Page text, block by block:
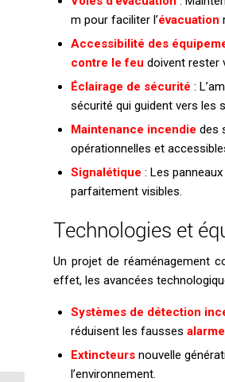
m pour faciliter l’évacuation
Accessibilité des
contre le feu doivent rester
Éclairage de sécurité :
sécurité qui guident vers les
Maintenance incendie des
opérationnelles et
Signalétique : Les
parfaitement visibles.
Technologies et
Un projet de réaménagement
effet, les avancées
Systèmes de détection
réduisent les fausses
Extincteurs nouvelle
l’environnement.